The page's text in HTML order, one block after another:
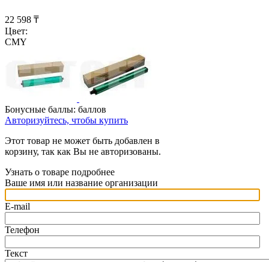
22 598 ₸
Цвет:
CMY
Бонусные баллы: баллов
Авторизуйтесь, чтобы купить
Этот товар не может быть добавлен в
корзину, так как Вы не авторизованы.
Узнать о товаре подробнее
Ваше имя или название организации
E-mail
Телефон
Текст